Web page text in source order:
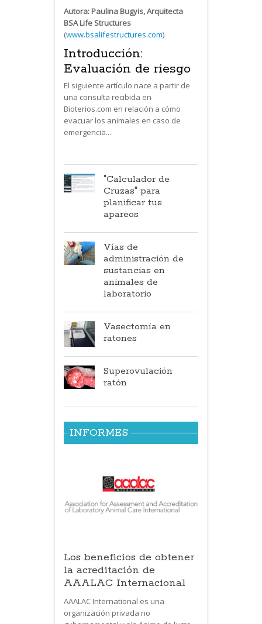
Autora: Paulina Bugyis, Arquitecta
BSA Life Structures
(www.bsalifestructures.com)
Introducción:
Evaluación de riesgo
El siguiente artículo nace a partir de
una consulta recibida en
Bioterios.com en relación a cómo
evacuar los animales en caso de
emergencia....
"Calculador de
Cruzas" para
planificar tus
apareos
Vías de
administración de
sustancias en
animales de
laboratorio
Vasectomía en
ratones
Superovulación
ratón
INFORMES
Los beneficios de obtener
la acreditación de
AAALAC Internacional
AAALAC International es una
organización privada no